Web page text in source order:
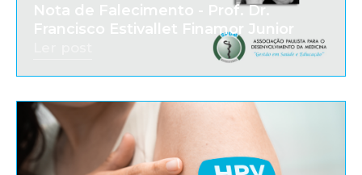
Nota de Falecimento - Prof. Dr.
Francisco Estivallet Finamor Junior